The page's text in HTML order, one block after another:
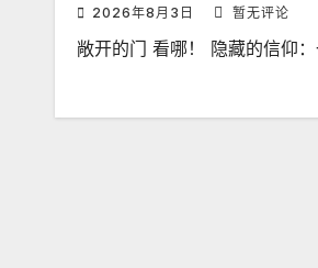
2026年8月3日 暂无评论
敞开的门 看哪！ 隐藏的信仰